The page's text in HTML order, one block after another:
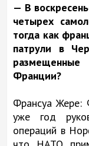
— В
четырех
тогда как
патрули в
Франции?
Франсуа Жере:
уже год
операций в